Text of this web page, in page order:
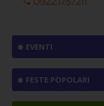
EVENTI
FESTE POPOLARI